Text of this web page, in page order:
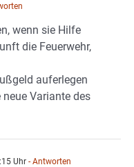
wenn sie Hilfe
die Feuerwehr,
auferlegen
Variante des
Uhr - Antworten